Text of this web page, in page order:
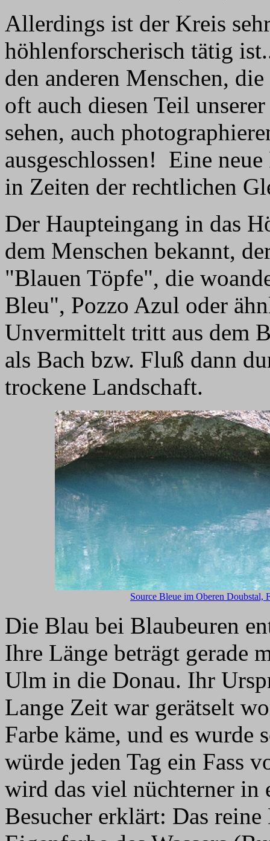
Allerdings ist der Kreis
höhlenforscherisch tätig
den anderen Menschen,
oft auch diesen Teil
sehen, auch
ausgeschlossen! Eine
in Zeiten der rechtlichen
Der Haupteingang in das
dem Menschen bekannt,
"Blauen Töpfe", die
Bleu", Pozzo Azul oder
Unvermittelt tritt aus dem
als Bach bzw. Fluß dann
trockene Landschaft.
Source Bleue im Oberen Doubstal,
Die Blau bei Blaubeuren
Ihre Länge beträgt gerade
Ulm in die Donau. Ihr
Lange Zeit war gerätselt
Farbe käme, und es wurde
würde jeden Tag ein Fass
wird das viel nüchterner in
Besucher erklärt: Das